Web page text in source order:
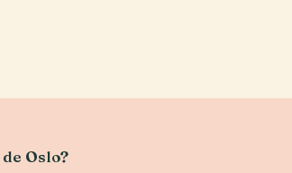
Oslo?